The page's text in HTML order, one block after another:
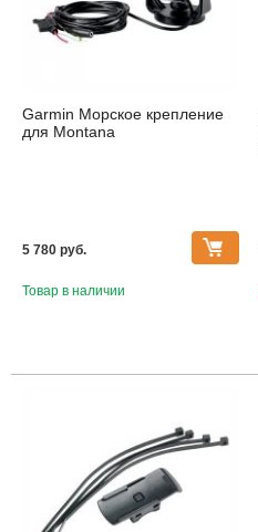
Garmin Морское крепление
для Montana
5 780 pуб.
Товар в наличии